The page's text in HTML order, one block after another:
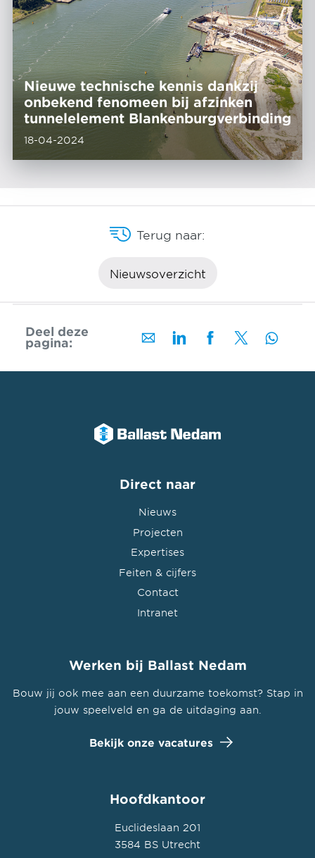
Nieuwe technische kennis dankzij
onbekend fenomeen bij afzinken
tunnelelement Blankenburgverbinding
18-04-2024
Terug naar:
Nieuwsoverzicht
Deel deze
pagina:
Direct naar
Nieuws
Projecten
Expertises
Feiten & cijfers
Contact
Intranet
Werken bij Ballast Nedam
Bouw jij ook mee aan een duurzame toekomst? Stap in
jouw speelveld en ga de uitdaging aan.
Bekijk onze vacatures
Hoofdkantoor
Euclideslaan 201
3584 BS Utrecht